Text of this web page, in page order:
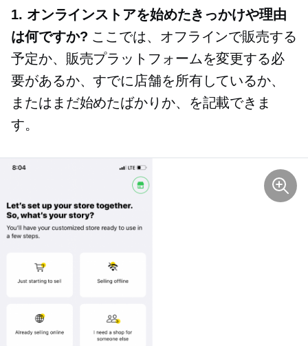
1. オンラインストアを始めたきっかけや理由
は何ですか? ここでは、オフラインで販売する
予定か、販売プラットフォームを変更する必
要があるか、すでに店舗を所有しているか、
またはまだ始めたばかりか、を記載できま
す。